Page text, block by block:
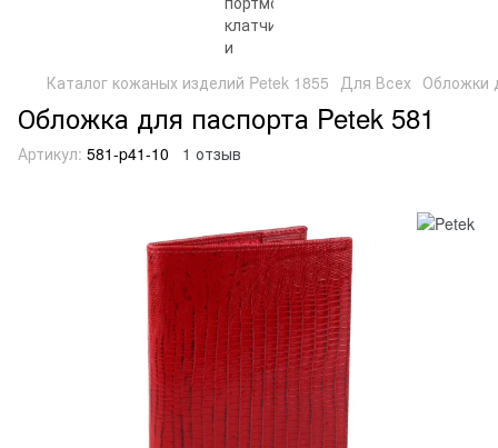
Каталог кожаных изделий Petek 1855 Для Всех Обложки
Обложка для паспорта Petek 581
Артикул: 581-p41-10 1 отзыв